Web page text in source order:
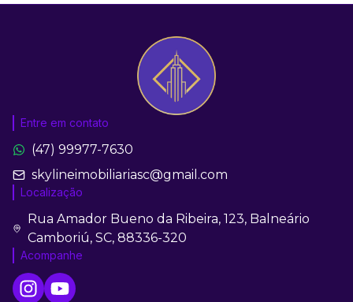
Entre em contato
(47) 99977-7630
skylineimobiliariasc@gmail.com
Localização
Rua Amador Bueno da Ribeira, 123, Balneário
Camboriú, SC, 88336-320
Acompanhe